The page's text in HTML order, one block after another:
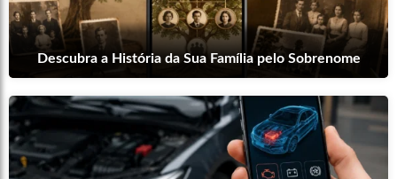
Descubra a História da Sua Família pelo Sobrenome